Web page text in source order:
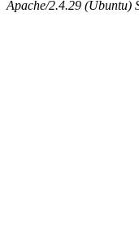
Apache/2.4.29 (Ubuntu)